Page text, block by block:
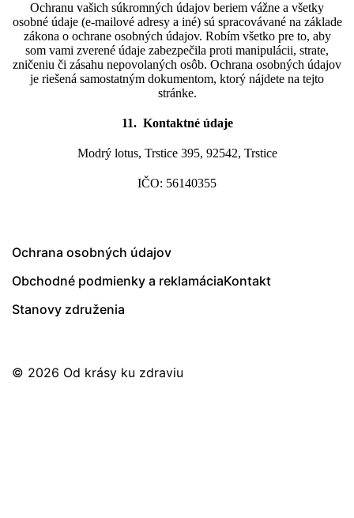
Ochranu vašich súkromných údajov beriem vážne a všetky
osobné údaje (e-mailové adresy a iné) sú spracovávané na základe
zákona o ochrane osobných údajov. Robím všetko pre to, aby
som vami zverené údaje zabezpečila proti manipulácii, strate,
zničeniu či zásahu nepovolaných osôb. Ochrana osobných údajov
je riešená samostatným dokumentom, ktorý nájdete na tejto
stránke.
11. Kontaktné údaje
Modrý lotus, Trstice 395, 92542, Trstice
IČO: 56140355
Ochrana osobných údajov
Obchodné podmienky a reklamáciaKontakt
Stanovy združenia
© 2026 Od krásy ku zdraviu